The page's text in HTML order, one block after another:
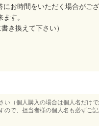
お時間をいただく場合がご
す。
き換えて下さい）
（個人購入の場合は個人名だけで
ので、担当者様の個人名も必ずご